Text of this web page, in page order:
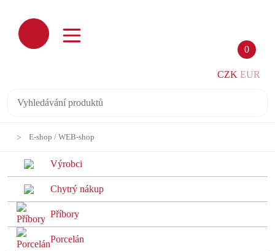
0
CZK EUR
E-shop / WEB-shop
Výrobci
Chytrý nákup
Příbory
Porcelán